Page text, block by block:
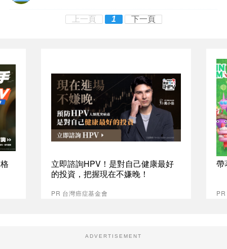
上一頁 1 下一頁
立即諮詢HPV！是對自己健康最好
的投資，把握現在不嫌晚！
PR 台灣癌症基金會
帶
ADVERTISEMENT